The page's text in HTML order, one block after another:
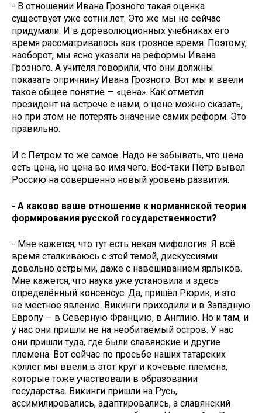
- В отношении Ивана Грозного такая оценка
существует уже сотни лет. Это же мы не сейчас
придумали. И в дореволюционных учебниках его
время рассматривалось как грозное время. Поэтому,
наоборот, мы ясно указали на реформы Ивана
Грозного. А учителя говорили, что они должны
показать опричнину Ивана Грозного. Вот мы и ввели
такое общее понятие — «цена». Как отметил
президент на встрече с нами, о цене можно сказать,
но при этом не потерять значение самих реформ. Это
правильно.
И с Петром то же самое. Надо не забывать, что цена
есть цена, но цена во имя чего. Всё-таки Пётр вывел
Россию на совершенно новый уровень развития.
- А каково ваше отношение к норманнской теории
формирования русской государственности?
- Мне кажется, что тут есть некая мифология. Я всё
время сталкиваюсь с этой темой, дискуссиями
довольно острыми, даже с навешиванием ярлыков.
Мне кажется, что наука уже установила и здесь
определённый консенсус. Да, пришёл Рюрик, и это
не местное явление. Викинги приходили и в Западную
Европу — в Северную Францию, в Англию. Но и там, и
у нас они пришли не на необитаемый остров. У нас
они пришли туда, где были славянские и другие
племена. Вот сейчас по просьбе наших татарских
коллег мы ввели в этот круг и кочевые племена,
которые тоже участвовали в образовании
государства. Викинги пришли на Русь,
ассимилировались, адаптировались, а славянский